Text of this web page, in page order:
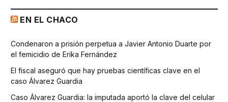
EN EL CHACO
Condenaron a prisión perpetua a Javier Antonio Duarte por
el femicidio de Erika Fernández
El fiscal aseguró que hay pruebas científicas clave en el
caso Álvarez Guardia
Caso Álvarez Guardia: la imputada aportó la clave del celular